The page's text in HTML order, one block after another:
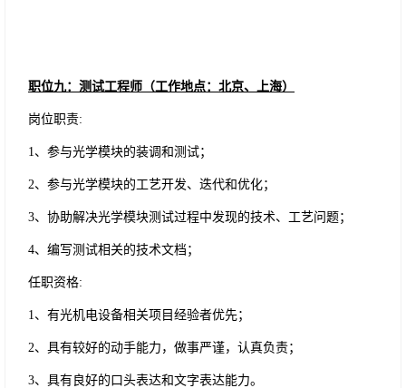
职位九：测试工程师（工作地点： 北京、上海）
岗位职责:
1、参与光学模块的装调和测试；
2、参与光学模块的工艺开发、迭代和优化；
3、协助解决光学模块测试过程中发现的技术、工艺问题；
4、编写测试相关的技术文档；
任职资格:
1、有光机电设备相关项目经验者优先；
2、具有较好的动手能力，做事严谨，认真负责；
3、具有良好的口头表达和文字表达能力。